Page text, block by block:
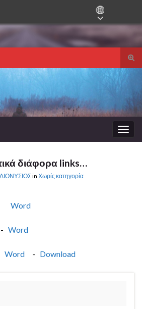
διάφορα links…
in Χωρίς κατηγορία
Word
Word
Word - Download